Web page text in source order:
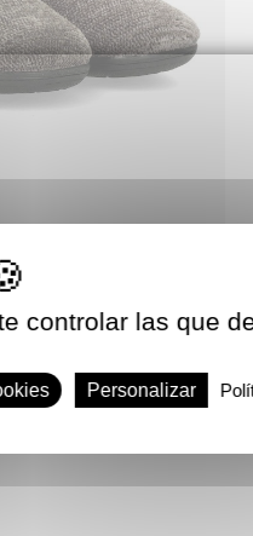
controlar las que
Personalizar